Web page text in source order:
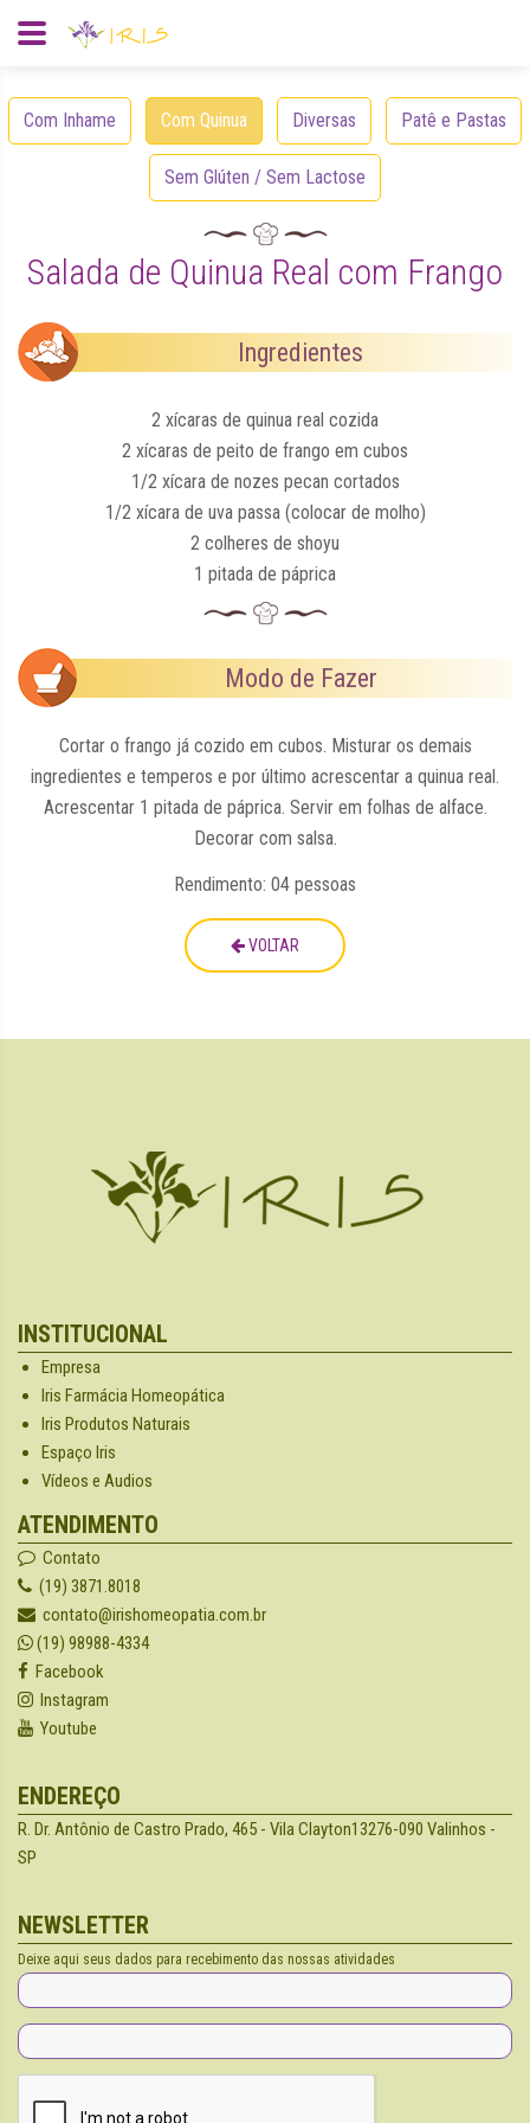
Com Inhame Com Quinua Diversas Patê e Pastas
Sem Glúten / Sem Lactose
Salada de Quinua Real com Frango
Ingredientes
2 xícaras de quinua real cozida
2 xícaras de peito de frango em cubos
1/2 xícara de nozes pecan cortados
1/2 xícara de uva passa (colocar de molho)
2 colheres de shoyu
1 pitada de páprica
Modo de Fazer
Cortar o frango já cozido em cubos. Misturaros demais
ingredientes e temperos e por último acrescentar a quinua real.
Acrescentar 1 pitada de páprica. Servir em folhas de alface.
Decorar com salsa.
Rendimento: 04 pessoas
VOLTAR
INSTITUCIONAL
Empresa
Iris Farmácia Homeopática
Iris Produtos Naturais
Espaço Iris
Vídeos e Audios
ATENDIMENTO
Contato
(19) 3871.8018
contato@irishomeopatia.com.br
(19) 98988-4334
Facebook
Instagram
Youtube
ENDEREÇO
R. Dr. Antônio de Castro Prado, 465 - Vila Clayton13276-090 Valinhos -
SP
NEWSLETTER
Deixe aqui seus dados para recebimento das nossas atividades